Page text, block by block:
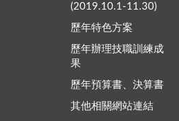
(2019.10.1-11.30)
歷年特色方案
歷年辦理技職訓練成
果
歷年預算書、決算書
其他相關網站連結